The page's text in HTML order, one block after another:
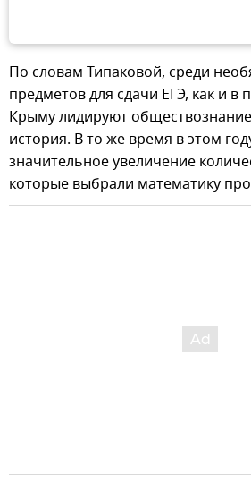
По словам Типаковой, среди
предметов для сдачи ЕГЭ, как и
Крыму лидируют
история. В то же время в этом
значительное увеличение
которые выбрали математику